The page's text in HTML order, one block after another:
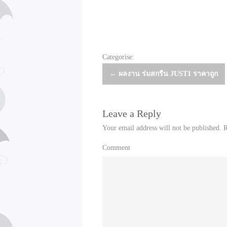
Categorise:
Post
← ผลงาน ร่มสกรีน JUST1 ราคาถูก
Leave a Reply
Your email address will not be published.
Comment